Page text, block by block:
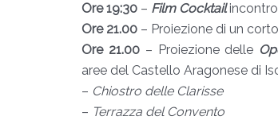
Ore 19:30 – Film Cocktail
Ore 21.00 – Proiezione di un
Ore 21.00 – Proiezione delle
aree del Castello Aragonese di
– Chiostro delle Clarisse
– Terrazza del Convento